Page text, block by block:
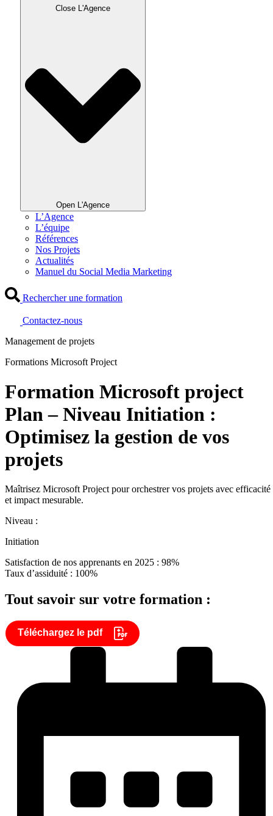
Close L'Agence
Open L'Agence
L’Agence
L’équipe
Références
Nos Projets
Actualités
Manuel du Social Media Marketing
Rechercher une formation
Contactez-nous
Management de projets
Formations Microsoft Project
Formation Microsoft project
Plan – Niveau Initiation :
Optimisez la gestion de vos
projets
Maîtrisez Microsoft Project pour orchestrer vos projets avec efficacité
et impact mesurable.
Niveau :
Initiation
Satisfaction de nos apprenants en 2025 : 98%
Taux d’assiduité : 100%
Tout savoir sur votre formation :
Téléchargez le pdf